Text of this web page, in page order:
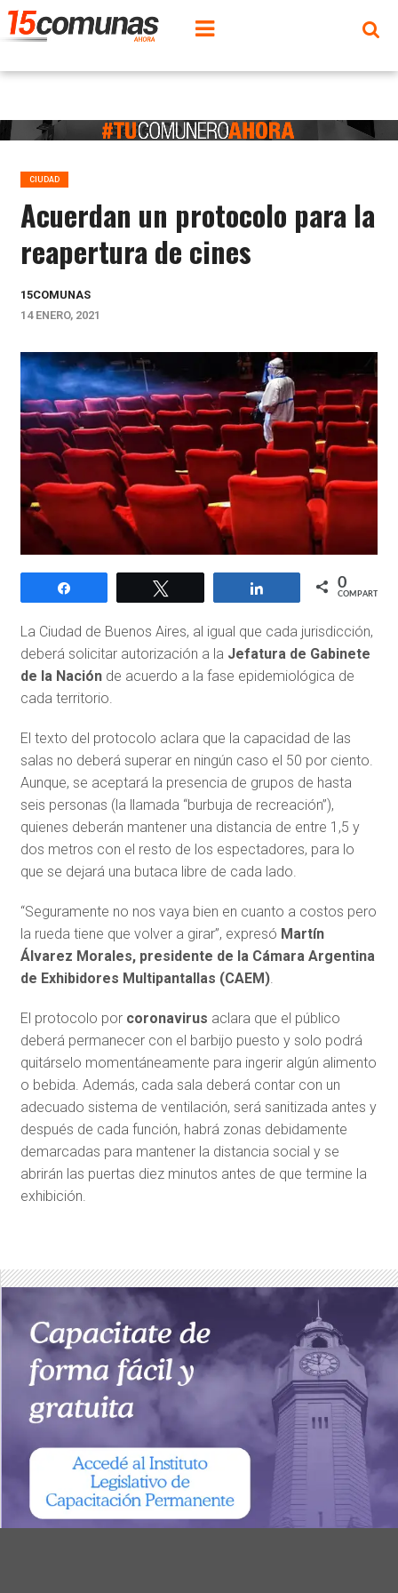
CIUDAD
Acuerdan un protocolo para la
reapertura de cines
15COMUNAS
14 ENERO, 2021
Compartir 0
COMPARTIR
La Ciudad de Buenos Aires, al igual que cada jurisdicción,
deberá solicitar autorización a la Jefatura de Gabinete
de la Naciónde acuerdo a la fase epidemiológica de
cada territorio.
El texto del protocolo aclara que la capacidad de las
salas no deberá superar en ningún caso el 50 por ciento.
Aunque, se aceptará la presencia de grupos de hasta
seis personas (la llamada “burbuja de recreación”),
quienes deberán mantener una distancia de entre 1,5 y
dos metros con el resto de los espectadores, para lo
que se dejará una butaca libre de cada lado.
“Seguramente no nos vaya bien en cuanto a costos pero
la rueda tiene que volver a girar”, expresó Martín
Álvarez Morales, presidente de la Cámara Argentina
de Exhibidores Multipantallas (CAEM).
El protocolo por coronavirus aclara que el público
deberá permanecer con el barbijo puesto y solo podrá
quitárselo momentáneamente para ingerir algún alimento
o bebida. Además, cada sala deberá contar con un
adecuado sistema de ventilación, será sanitizada antes y
después de cada función, habrá zonas debidamente
demarcadas para mantener la distancia social y se
abrirán las puertas diez minutos antes de que termine la
exhibición.